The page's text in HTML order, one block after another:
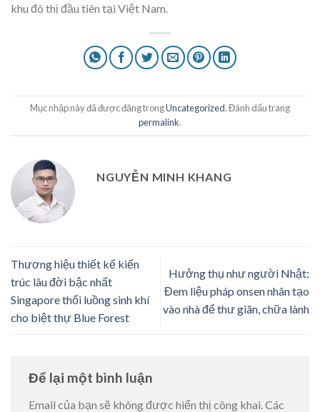
khu đô thị đầu tiên tại Việt Nam.
Mục nhập này đã được đăng trongUncategorized. Đánh dấu trang
permalink.
NGUYỄN MINH KHANG
Thương hiệu thiết kế kiến
trúc lâu đời bậc nhất
Singapore thổi luồng sinh khí
cho biệt thự Blue Forest
Hưởng thụ như người Nhật:
Đem liệu pháp onsen nhân tạo
vào nhà để thư giãn, chữa lành
Để lại một bình luận
Email của bạn sẽ không được hiển thị công khai.Các